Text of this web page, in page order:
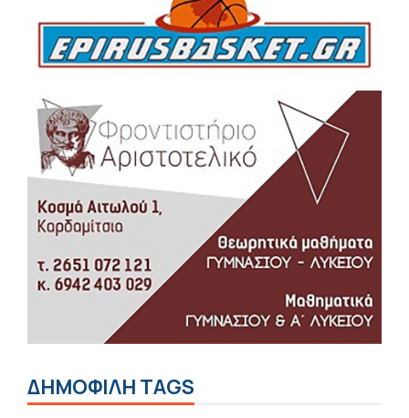
ΔΗΜΟΦΙΛΗ TAGS